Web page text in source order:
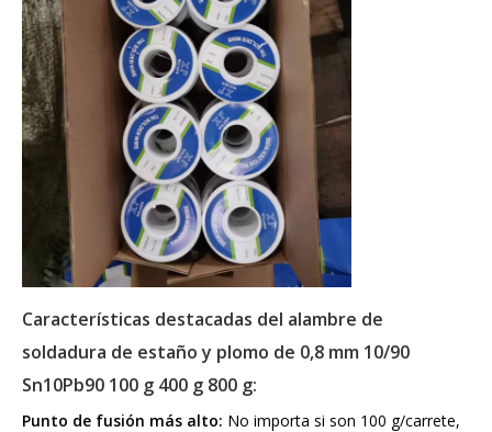
Características destacadas del alambre de
soldadura de estaño y plomo de 0,8 mm 10/90
Sn10Pb90 100 g 400 g 800 g:
Punto de fusión más alto: No importa si son 100 g/carrete,